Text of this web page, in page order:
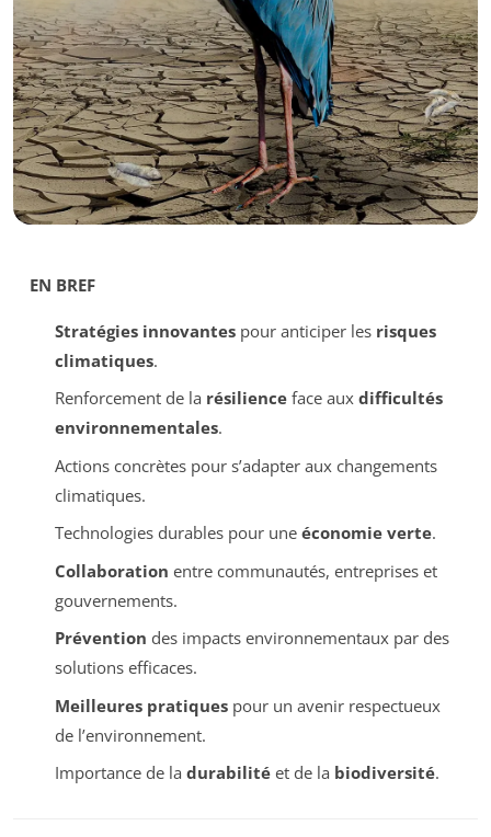
EN BREF
Stratégies innovantespour anticiper les risques
climatiques.
Renforcement de la résilienceface aux difficultés
environnementales.
Actions concrètes pour s’adapter aux changements
climatiques.
Technologies durables pour une économie verte.
Collaboration entre communautés, entreprises et
gouvernements.
Prévention des impacts environnementaux par des
solutions efficaces.
Meilleures pratiquespour un avenir respectueux
de l’environnement.
Importance de la durabilitéet de la biodiversité.